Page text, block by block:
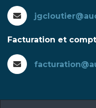
Facturation et